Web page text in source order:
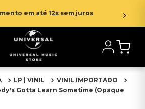
em até 12x sem juros
LP | VINIL
VINIL IMPORTADO
Gotta Learn Sometime (Opaque